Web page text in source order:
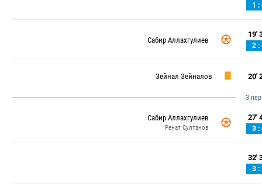
1 :
Сабир Аллахгулиев
19'
2 :
Зейнал Зейналов 20'
3
Сабир Аллахгулиев
Ренат Султанов
27'
3 :
32'
3 :